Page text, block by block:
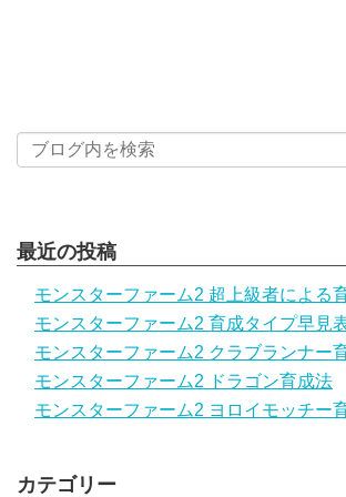
最近の投稿
モンスターファーム2 超上級者による
モンスターファーム2 育成タイプ早見
モンスターファーム2 クラブランナー
モンスターファーム2 ドラゴン育成法
モンスターファーム2 ヨロイモッチー
カテゴリー